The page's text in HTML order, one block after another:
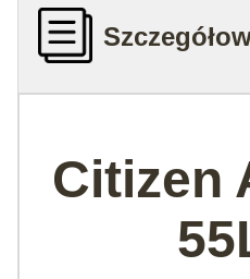
Citizen